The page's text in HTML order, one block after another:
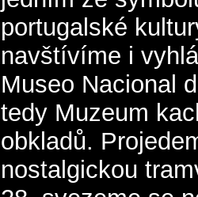
portugalské
navštívíme i
Museo Nacional
tedy Muzeum
obkladů.
nostalgickou